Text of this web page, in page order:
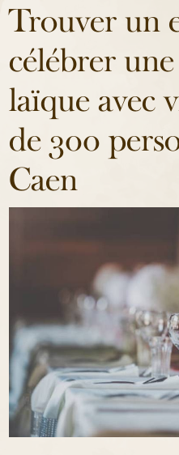
Trouver un
célébrer
laïque avec
de 300
Caen